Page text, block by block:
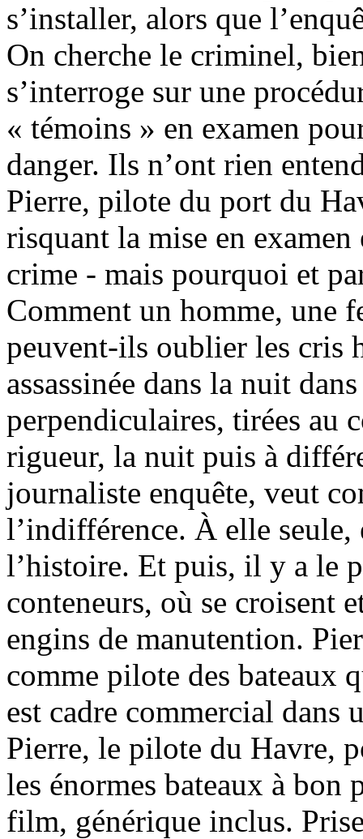
s’installer, alors que
On cherche le criminel,
s’interroge sur une
« témoins » en examen
danger. Ils n’ont rien
Pierre, pilote du port du
risquant la mise en
crime - mais pourquoi et
Comment un homme, une
peuvent-ils oublier les cris
assassinée dans la nuit
perpendiculaires, tirées au
rigueur, la nuit puis à
journaliste enquête, veut
l’indifférence. À elle
l’histoire. Et puis, il y a le
conteneurs, où se croisent
engins de manutention.
comme pilote des bateaux
est cadre commercial dans
Pierre, le pilote du Havre,
les énormes bateaux à bon
film, générique inclus.